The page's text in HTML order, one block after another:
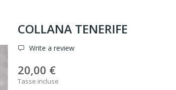
COLLANA TENERIFE
Write a review
20,00 €
Tasse incluse